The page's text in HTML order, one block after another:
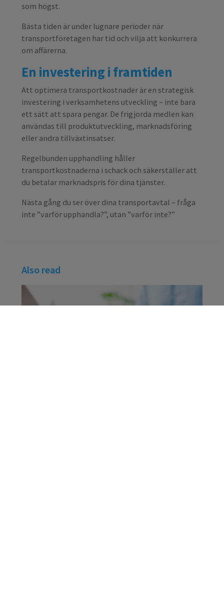
som högst.
Bästa tiden är under lugnare perioder när
transportföretagen har tid och vilja att konkurrera
om affärerna.
En investering i framtiden
Att optimera transportkostnader är en strategisk
investering i verksamhetens utveckling – inte bara
ett sätt att spara pengar. De frigjorda medlen kan
användas till produktutveckling, marknadsföring
eller andra tillväxtinsatser.
Regelbunden upphandling håller
transportkostnaderna i schack och säkerställer att
du betalar marknadspris för dina tjänster.
Nästa gång du ser över dina transportavtal – fråga
inte ”varför upphandla?”, utan ”varför inte?”
Also read